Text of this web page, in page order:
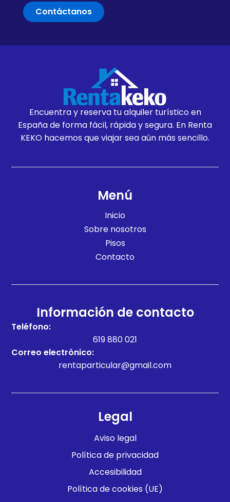
Contáctanos
Encuentra y reserva tu alquiler turístico en
España de forma fácil, rápida y segura. En Renta
KEKO hacemos que viajar sea aún más sencillo.
Menú
Inicio
Sobre nosotros
Pisos
Contacto
Información de contacto
Teléfono:
619 880 021
Correo electrónico:
rentaparticular@gmail.com
Legal
Aviso legal
Política de privacidad
Accesibilidad
Política de cookies (UE)